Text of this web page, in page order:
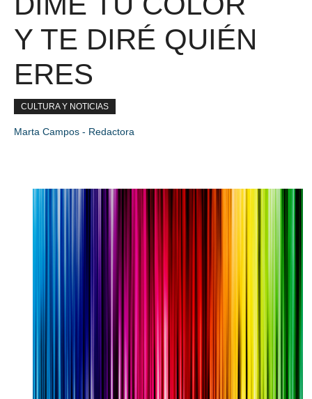
Y TE DIRÉ QUIÉN
ERES
CULTURA Y NOTICIAS
Marta Campos - Redactora